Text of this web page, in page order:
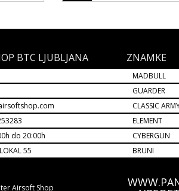
BTC LJUBLJANA
do 20:00h
55
ZNAMKE
MADBULL
GUARDER
CLASSIC
ELEMENT
CYBERGUN
BRUNI
Airsoft Shop